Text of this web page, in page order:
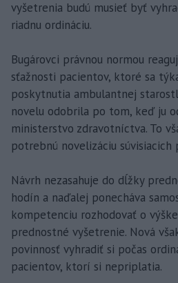
vyšetrenia budú musieť byť
riadnu ordináciu.
Bugárovci právnou normou
sťažnosti pacientov, ktoré sa
poskytnutia ambulantnej
novelu odobrila po tom, keď ju
ministerstvo zdravotníctva. To
potrebnú novelizáciu súvisiacich
Návrh nezasahuje do dĺžky
hodín a naďalej ponecháva
kompetenciu rozhodovať o
prednostné vyšetrenie. Nová
povinnosť vyhradiť si počas
pacientov, ktorí si nepriplatia.